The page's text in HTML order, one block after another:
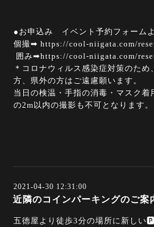
●お申込み イベント予約フォーム
個撮➡︎ https://cool-niigata.com/
囲み➡︎https://cool-niigata.com/
＊コロナウィルス感染症対策のた
方、県外の方はご遠慮願います。
当日の検温・手指の消毒・マスク着
の2m以内の撮影も不可となります。
2021-04-30 12:31:00
近隣のコインパーキングのご案
五徳屋より徒歩3分の場所に新しい🅿️